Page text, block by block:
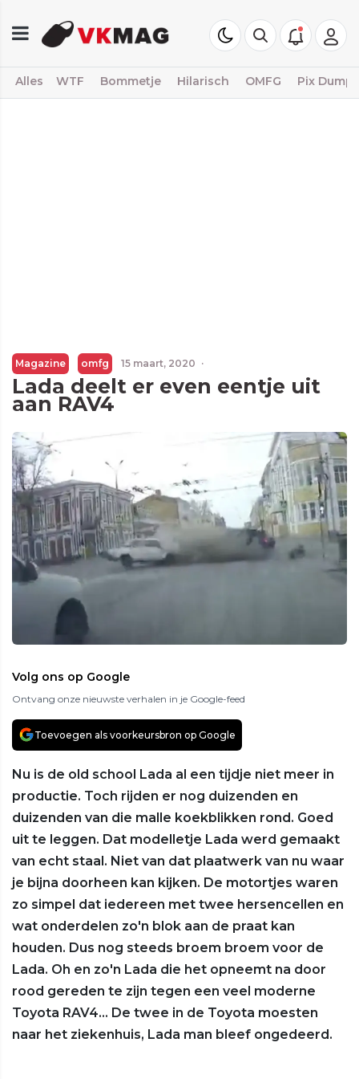
Alles WTF Bommetje Hilarisch OMFG Pix Dump
Magazine omfg 15 maart, 2020 ·
Lada deelt er even eentje uit
aan RAV4
Volg ons op Google
Ontvang onze nieuwste verhalen in je Google-feed
Toevoegen als voorkeursbron op Google
Nu is de old school Lada al een tijdje niet meer in
productie. Toch rijden er nog duizenden en
duizenden van die malle koekblikken rond. Goed
uit te leggen. Dat modelletje Lada werd gemaakt
van echt staal. Niet van dat plaatwerk van nu waar
je bijna doorheen kan kijken. De motortjes waren
zo simpel dat iedereen met twee hersencellen en
wat onderdelen zo'n blok aan de praat kan
houden. Dus nog steeds broem broem voor de
Lada. Oh en zo'n Lada die het opneemt na door
rood gereden te zijn tegen een veel moderne
Toyota RAV4... De twee in de Toyota moesten
naar het ziekenhuis, Lada man bleef ongedeerd.